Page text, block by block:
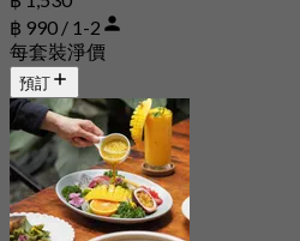
฿ 990 / 1-2
每套裝淨價
預訂